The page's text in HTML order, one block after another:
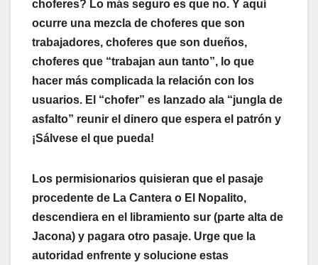
choferes? Lo más seguro es que no. Y aquí
ocurre una mezcla de choferes que son
trabajadores, choferes que son dueños,
choferes que “trabajan aun tanto”, lo que
hacer más complicada la relación con los
usuarios. El “chofer” es lanzado ala “jungla de
asfalto” reunir el dinero que espera el patrón y
¡Sálvese el que pueda!
Los permisionarios quisieran que el pasaje
procedente de La Cantera o El Nopalito,
descendiera en el libramiento sur (parte alta de
Jacona) y pagara otro pasaje. Urge que la
autoridad enfrente y solucione estas